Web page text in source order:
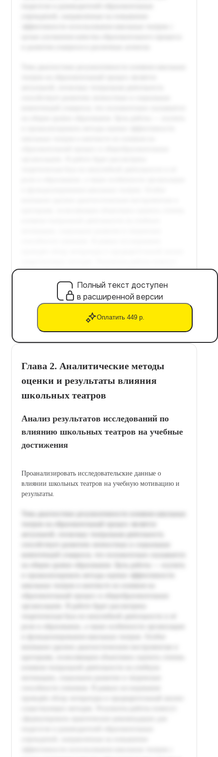
Полный текст доступен
в расширенной версии
Оплатить 449 р.
Глава 2. Аналитические методы
оценки и результаты влияния
школьных театров
Анализ результатов исследований по
влиянию школьных театров на учебные
достижения
Проанализировать исследовательские данные о
влиянии школьных театров на учебную мотивацию и
результаты.